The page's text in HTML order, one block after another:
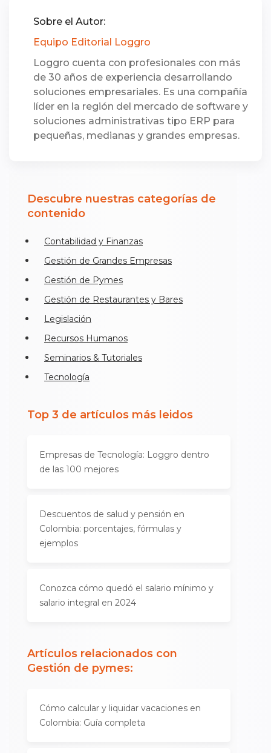
Sobre el Autor:
Equipo Editorial Loggro
Loggro cuenta con profesionales con más
de 30 años de experiencia desarrollando
soluciones empresariales. Es una compañía
líder en la región del mercado de software y
soluciones administrativas tipo ERP para
pequeñas, medianas y grandes empresas.
Descubre nuestras categorías de
contenido
Contabilidad y Finanzas
Gestión de Grandes Empresas
Gestión de Pymes
Gestión de Restaurantes y Bares
Legislación
Recursos Humanos
Seminarios & Tutoriales
Tecnología
Top 3 de artículos más leidos
Empresas de Tecnología: Loggro dentro
de las 100 mejores
Descuentos de salud y pensión en
Colombia: porcentajes, fórmulas y
ejemplos
Conozca cómo quedó el salario mínimo y
salario integral en 2024
Artículos relacionados con
Gestión de pymes:
Cómo calcular y liquidar vacaciones en
Colombia: Guía completa